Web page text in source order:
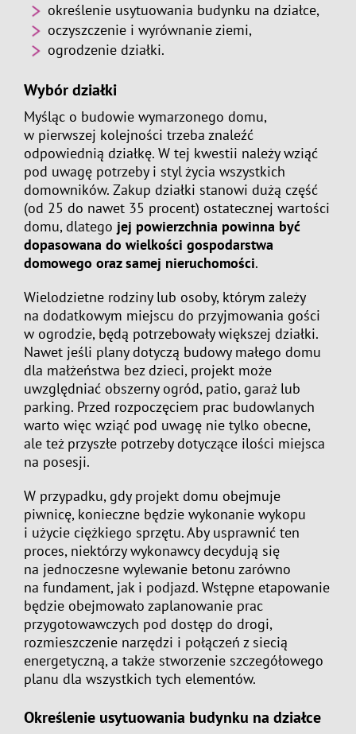
określenie usytuowania budynku na działce,
oczyszczenie i wyrównanie ziemi,
ogrodzenie działki.
Wybór działki
Myśląc o budowie wymarzonego domu,
w pierwszej kolejności trzeba znaleźć
odpowiednią działkę. W tej kwestii należy wziąć
pod uwagę potrzeby i styl życia wszystkich
domowników. Zakup działki stanowi dużą część
(od 25 do nawet 35 procent) ostatecznej wartości
domu, dlatego jej powierzchnia powinna być
dopasowana do wielkości gospodarstwa
domowego oraz samej nieruchomości.
Wielodzietne rodziny lub osoby, którym zależy
na dodatkowym miejscu do przyjmowania gości
w ogrodzie, będą potrzebowały większej działki.
Nawet jeśli plany dotyczą budowy małego domu
dla małżeństwa bez dzieci, projekt może
uwzględniać obszerny ogród, patio, garaż lub
parking. Przed rozpoczęciem prac budowlanych
warto więc wziąć pod uwagę nie tylko obecne,
ale też przyszłe potrzeby dotyczące ilości miejsca
na posesji.
W przypadku, gdy projekt domu obejmuje
piwnicę, konieczne będzie wykonanie wykopu
i użycie ciężkiego sprzętu. Aby usprawnić ten
proces, niektórzy wykonawcy decydują się
na jednoczesne wylewanie betonu zarówno
na fundament, jak i podjazd. Wstępne etapowanie
będzie obejmowało zaplanowanie prac
przygotowawczych pod dostęp do drogi,
rozmieszczenie narzędzi i połączeń z siecią
energetyczną, a także stworzenie szczegółowego
planu dla wszystkich tych elementów.
Określenie usytuowania budynku na działce